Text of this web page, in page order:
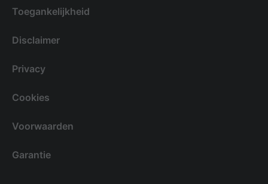
Toegankelijkheid
Disclaimer
Privacy
Cookies
Voorwaarden
Garantie